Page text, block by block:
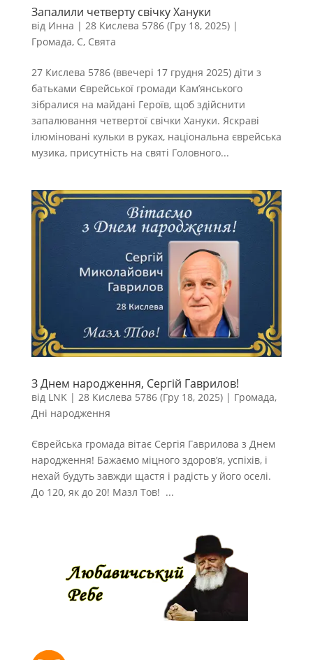
Запалили четверту свічку Хануки
від Инна | 28 Кислева 5786 (Гру 18, 2025)|
Громада, С, Свята
27 Кислева 5786 (ввечері 17 грудня 2025) діти з
батьками Єврейської громади Кам’янського
зібралися на майдані Героїв, щоб здійснити
запалювання четвертої свічки Хануки. Яскраві
ілюміновані кульки в руках, національна єврейська
музика, присутність на святі Головного...
З Днем народження, Сергій Гаврилов!
від LNK| 28 Кислева 5786 (Гру 18, 2025)| Громада,
Дні народження
Єврейська громада вітає Сергія Гаврилова з Днем
народження! Бажаємо міцного здоров’я, успіхів, і
нехай будуть завжди щастя і радість у його оселі.
До 120, як до 20! Мазл Тов! ...